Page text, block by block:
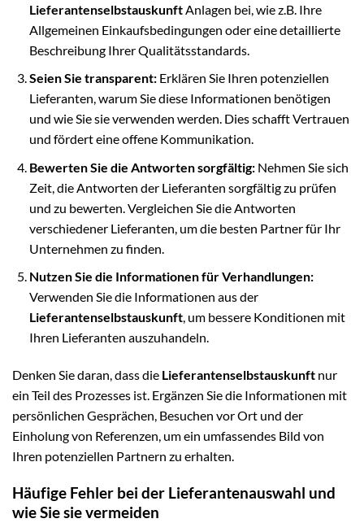
LieferantenselbstauskunftAnlagen bei, wie z.B. Ihre
Allgemeinen Einkaufsbedingungen oder eine detaillierte
Beschreibung Ihrer Qualitätsstandards.
Seien Sie transparent:Erklären Sie Ihren potenziellen
Lieferanten, warum Sie diese Informationen benötigen
und wie Sie sie verwenden werden. Dies schafft Vertrauen
und fördert eine offene Kommunikation.
Bewerten Sie die Antworten sorgfältig:Nehmen Sie sich
Zeit, die Antworten der Lieferanten sorgfältig zu prüfen
und zu bewerten. Vergleichen Sie die Antworten
verschiedener Lieferanten, um die besten Partner für Ihr
Unternehmen zu finden.
Nutzen Sie die Informationen für Verhandlungen:
Verwenden Sie die Informationen aus der
Lieferantenselbstauskunft, um bessere Konditionen mit
Ihren Lieferanten auszuhandeln.
Denken Sie daran, dass die Lieferantenselbstauskunft nur
ein Teil des Prozesses ist. Ergänzen Sie die Informationen mit
persönlichen Gesprächen, Besuchen vor Ort und der
Einholung von Referenzen, um ein umfassendes Bild von
Ihren potenziellen Partnern zu erhalten.
Häufige Fehler bei der Lieferantenauswahl und
wie Sie sie vermeiden